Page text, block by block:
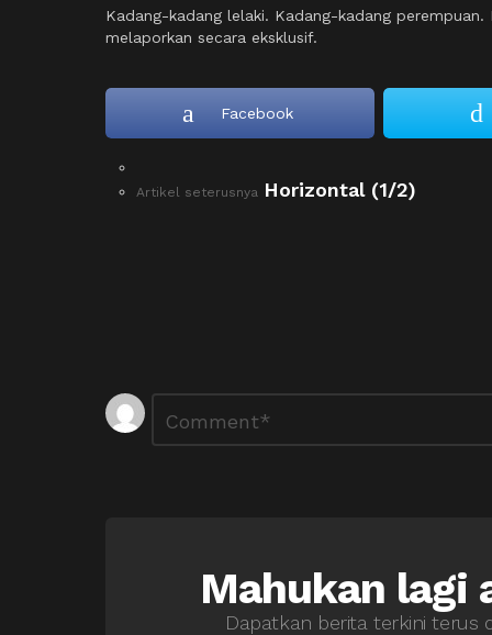
o
n
Kadang-kadang lelaki. Kadang-kadang
melaporkan secara eksklusif.
Facebook
See
moreArtikel seterusnya Horizontal (1/2)
Tinggalkan
Balasan
NEWSLETTER
Mahukan lagi
Dapatkan berita terkini terus